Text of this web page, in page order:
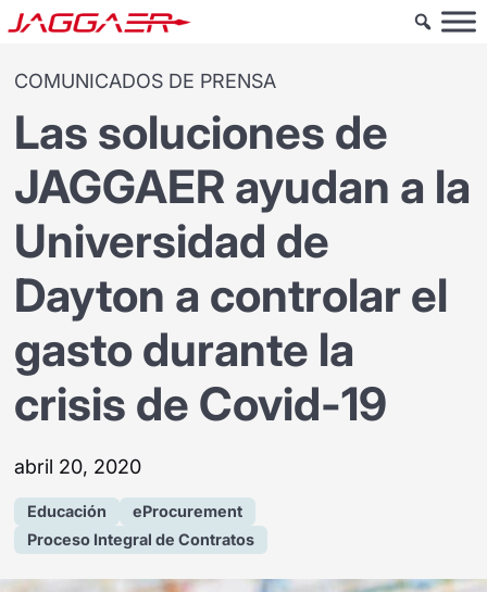
COMUNICADOS DE PRENSA
Las soluciones de
JAGGAER ayudan a la
Universidad de
Dayton a controlar el
gasto durante la
crisis de Covid-19
abril 20, 2020
Educación
eProcurement
Proceso Integral de Contratos